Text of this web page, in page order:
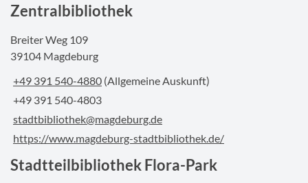
Zentralbibliothek
Breiter Weg 109
39104 Magdeburg
+49 391 540-4880 (Allgemeine Auskunft)
+49 391 540-4803
stadtbibliothek@magdeburg.de
https://www.magdeburg-stadtbibliothek.de/
Stadtteilbibliothek Flora-Park